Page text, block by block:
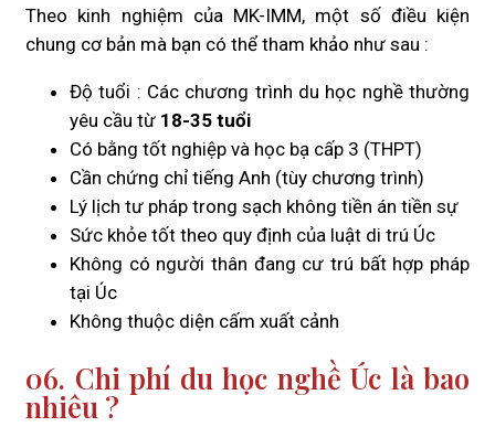
Theo kinh nghiệm của MK-IMM, một số điều kiện
chung cơ bản mà bạn có thể tham khảo như sau :
Độ tuổi : Các chương trình du học nghề thường
yêu cầu từ 18-35 tuổi
Có bằng tốt nghiệp và học bạ cấp 3 (THPT)
Cần chứng chỉ tiếng Anh (tùy chương trình)
Lý lịch tư pháp trong sạch không tiền án tiền sự
Sức khỏe tốt theo quy định của luật di trú Úc
Không có người thân đang cư trú bất hợp pháp
tại Úc
Không thuộc diện cấm xuất cảnh
06. Chi phí du học nghề Úc là bao
nhiêu ?